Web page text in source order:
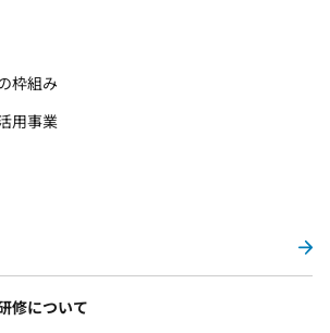
枠組み
用事業
修について